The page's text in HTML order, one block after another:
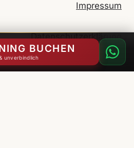
Impressum
Datenschutzerklärung
BUCHEN
unverbindlich